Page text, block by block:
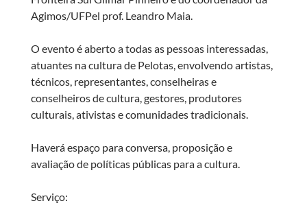
Agimos/UFPel prof. Leandro Maia.
O evento é aberto a todas as pessoas interessadas,
atuantes na cultura de Pelotas, envolvendo artistas,
técnicos, representantes, conselheiras e
conselheiros de cultura, gestores, produtores
culturais, ativistas e comunidades tradicionais.
Haverá espaço para conversa, proposição e
avaliação de políticas públicas para a cultura.
Serviço: